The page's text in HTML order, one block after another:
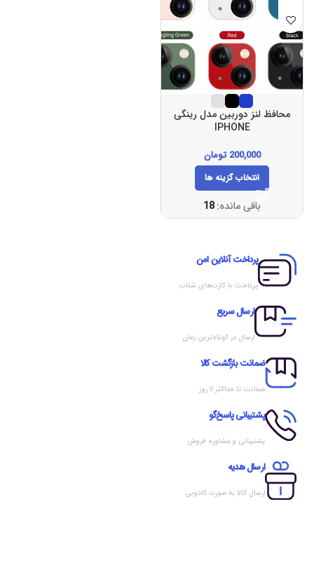
محافظ لنز دوربین مدل رینگی
IPHONE
(110)
200,000 تومان
انتخاب گزینه ها
باقی مانده:18
پرداخت آنلاین امن
پرداخت با کارت‌های شتاب
ارسال سریع
ارسال در کوتاه‌ترین زمان
ضمانت بازگشت کالا
ضمانت تا حداکثر ۷ روز
پشتیبانی پاسخ‌گو
پشتیبانی و مشاوره فروش
ارسال هدیه
ارسال کالا به صورت کادویی